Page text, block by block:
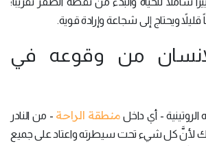
ويحتاج إلى شجاعة وإرادة قوية.
من وقوعه في
الروتينية - أي داخل منطقة الراحة - من النادر
لأنَّ كل شيء تحت سيطرته واعتاد على جميع